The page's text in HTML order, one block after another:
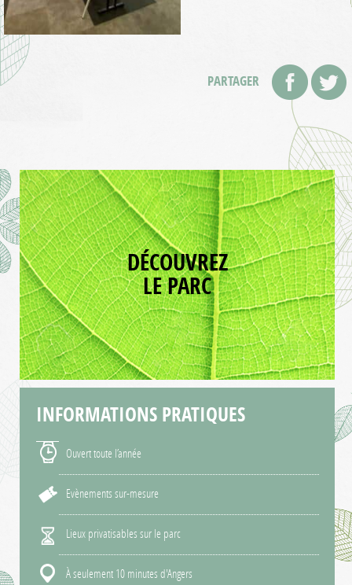
PARTAGER
DÉCOUVREZ
LE PARC
INFORMATIONS PRATIQUES
Ouvert toute l’année
Evènements sur-mesure
Lieux privatisables sur le parc
À seulement 10 minutes d'Angers